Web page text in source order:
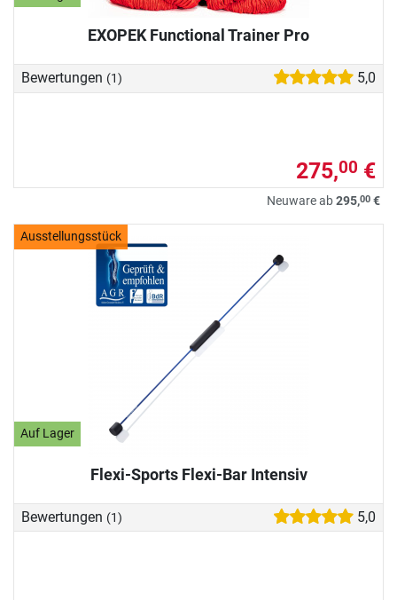
EXOPEK Functional Trainer Pro
Bewertungen (1) 5,0
275,00 €
Neuware ab295,00 €
Ausstellungsstück
Auf Lager
Flexi-Sports Flexi-Bar Intensiv
Bewertungen (1) 5,0